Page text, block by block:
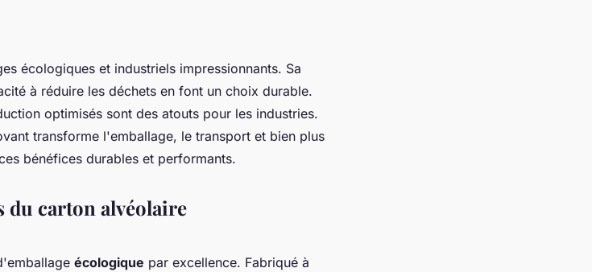
écologiques et industriels impressionnants. Sa
à réduire les déchets en font un choix durable.
optimisés sont des atouts pour les industries.
transforme l'emballage, le transport et bien plus
bénéfices durables et performants.
du carton alvéolaire
écologique par excellence. Fabriqué à